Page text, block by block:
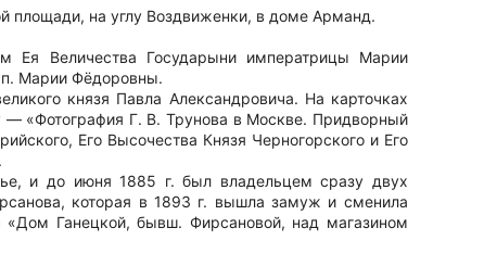
площади, на углу Воздвиженки, в доме Арманд.
Ея Величества Государыни императрицы Марии
Марии Фёдоровны.
князя Павла Александровича. На карточках
— «Фотография Г. В. Трунова в Москве. Придворный
Его Высочества Князя Черногорского и Его
и до июня 1885 г. был владельцем сразу двух
которая в 1893 г. вышла замуж и сменила
Ганецкой, бывш. Фирсановой, над магазином